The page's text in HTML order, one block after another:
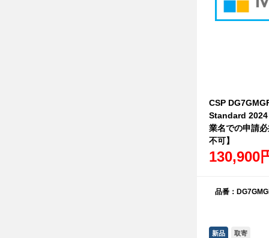
CSP
Standard 2024
業名での申請
不可】
130,900
品番：
新品 取寄